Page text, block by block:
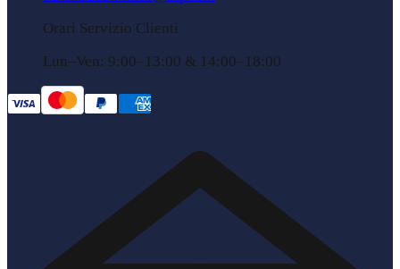
Orari Servizio Clienti
Lun–Ven: 9:00–13:00 & 14:00–18:00